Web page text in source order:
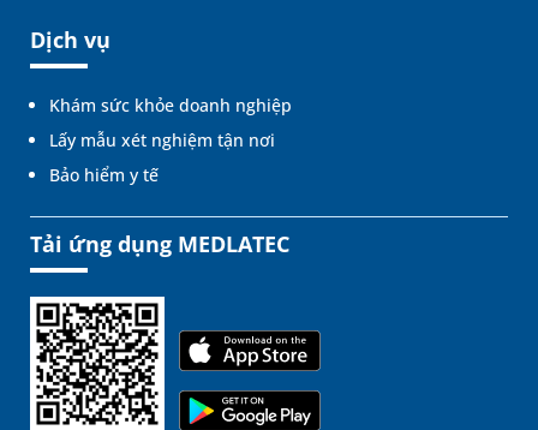
Dịch vụ
Khám sức khỏe doanh nghiệp
Lấy mẫu xét nghiệm tận nơi
Bảo hiểm y tế
Tải ứng dụng MEDLATEC